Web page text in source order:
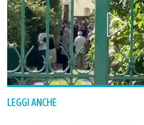
LEGGI ANCHE